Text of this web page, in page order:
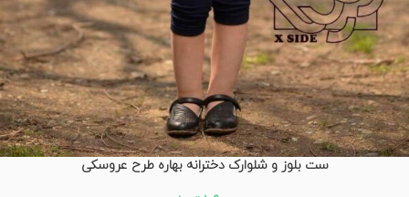
ست بلوز و شلوارک دخترانه بهاره طرح عروسکی